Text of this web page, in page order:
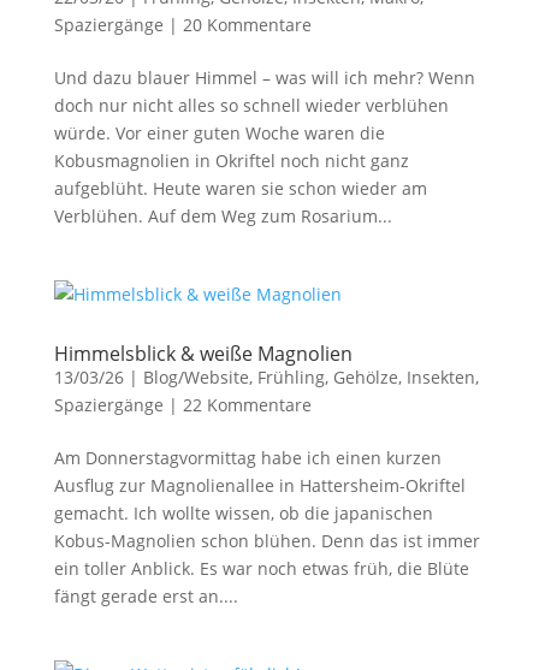
Spaziergänge | 20 Kommentare
Und dazu blauer Himmel – was will ich mehr? Wenn
doch nur nicht alles so schnell wieder verblühen
würde. Vor einer guten Woche waren die
Kobusmagnolien in Okriftel noch nicht ganz
aufgeblüht. Heute waren sie schon wieder am
Verblühen. Auf dem Weg zum Rosarium...
Himmelsblick & weiße Magnolien
13/03/26| Blog/Website, Frühling, Gehölze, Insekten,
Spaziergänge | 22 Kommentare
Am Donnerstagvormittag habe ich einen kurzen
Ausflug zur Magnolienallee in Hattersheim-Okriftel
gemacht. Ich wollte wissen, ob die japanischen
Kobus-Magnolien schon blühen. Denn das ist immer
ein toller Anblick. Es war noch etwas früh, die Blüte
fängt gerade erst an....